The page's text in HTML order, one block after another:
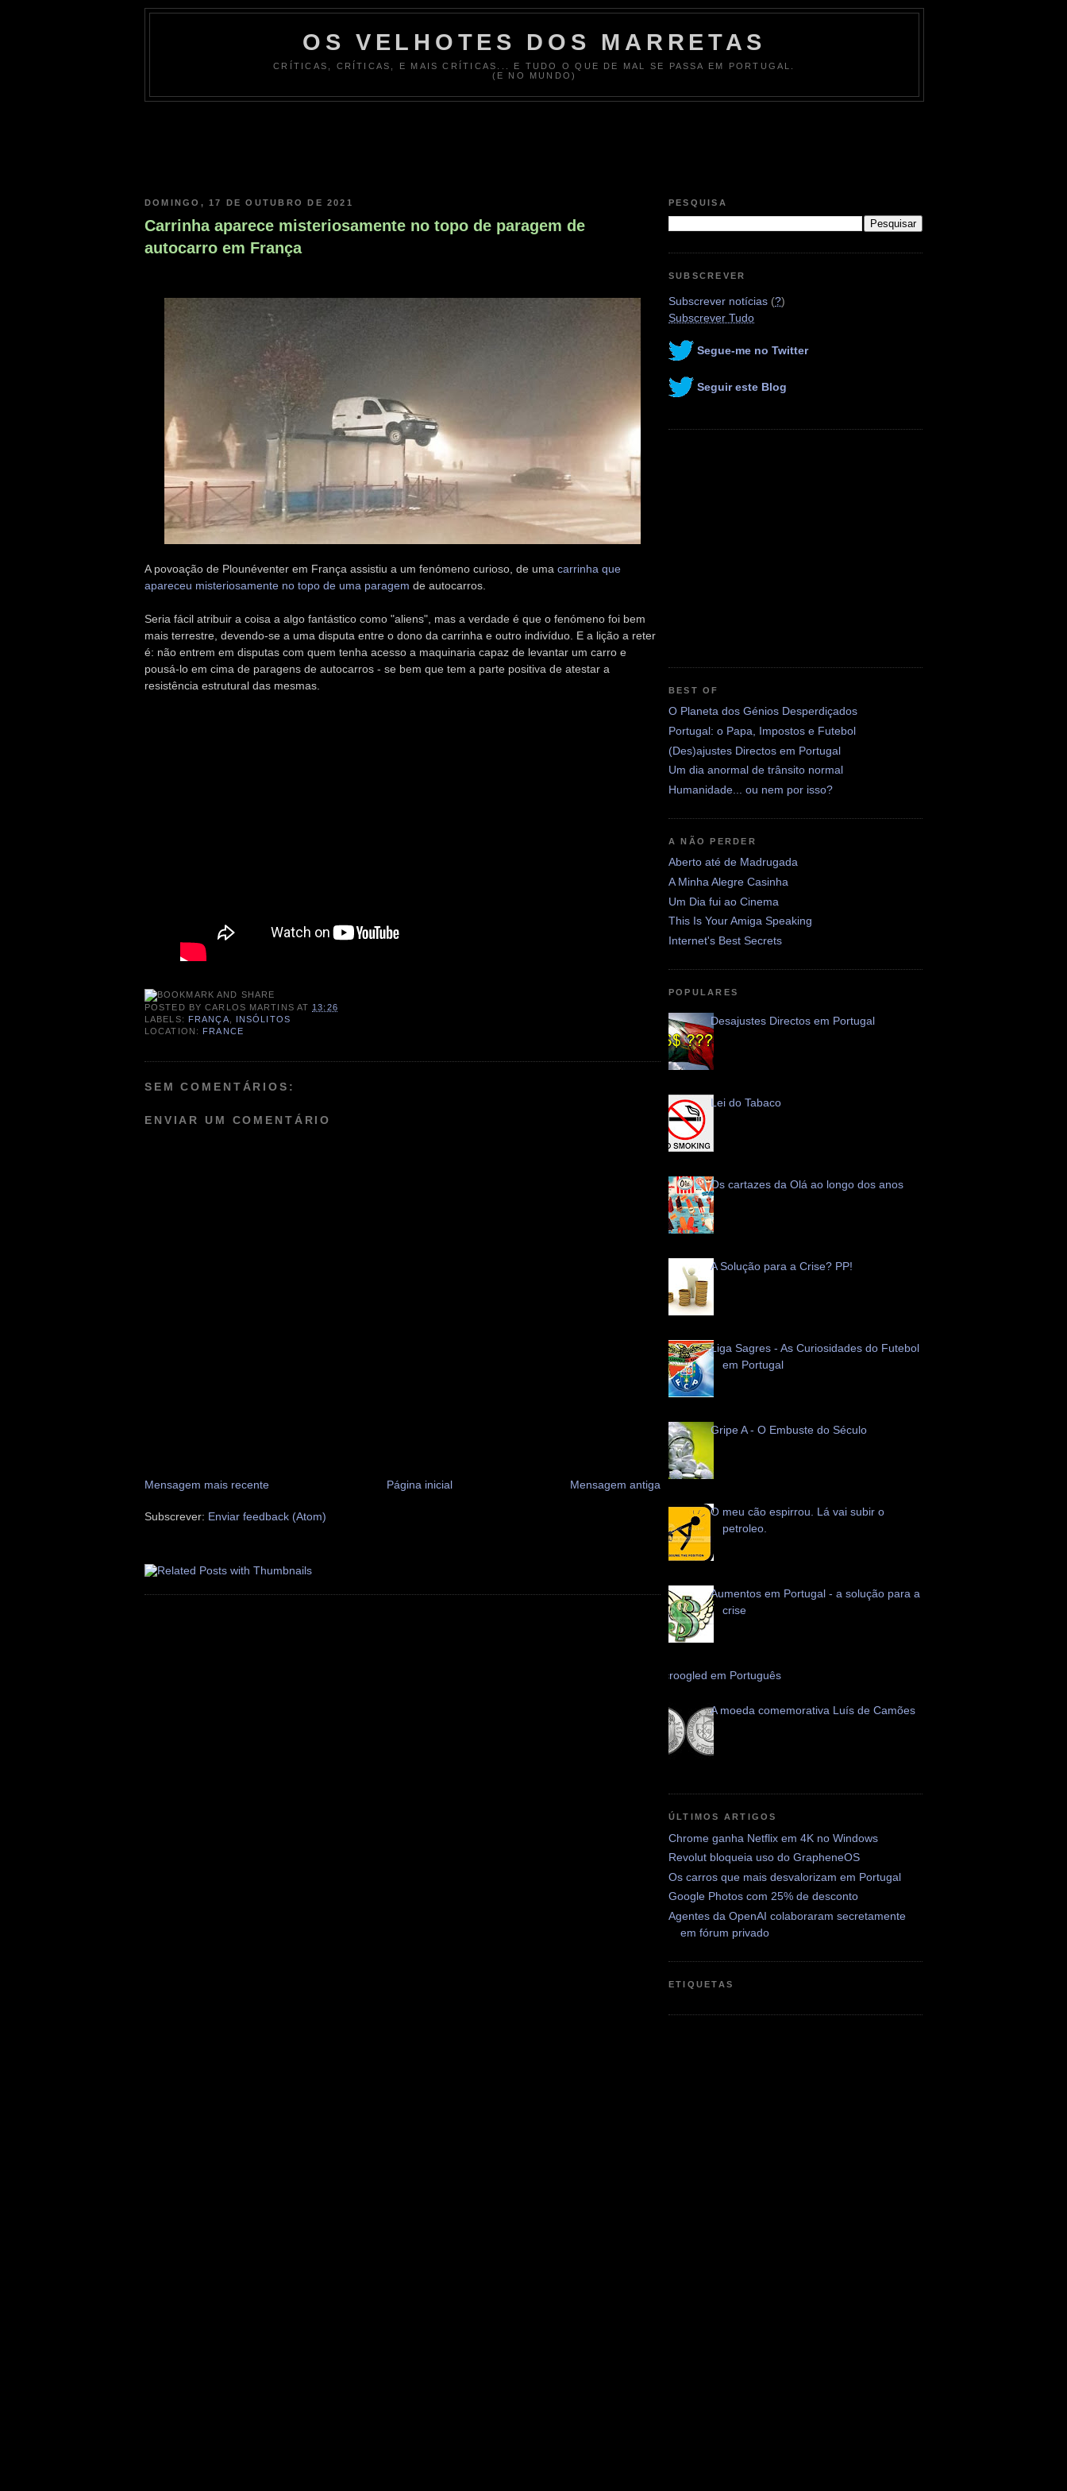
OS VELHOTES DOS MARRETAS
CRÍTICAS, CRÍTICAS, E MAIS CRÍTICAS... E TUDO O QUE DE MAL SE PASSA EM PORTUGAL.
(E NO MUNDO)
DOMINGO, 17 DE OUTUBRO DE 2021
Carrinha aparece misteriosamente no topo de paragem de
autocarro em França
A povoação de Plounéventer em França assistiu a um fenómeno curioso, de uma carrinha que
apareceu misteriosamente no topo de uma paragem de autocarros.
Seria fácil atribuir a coisa a algo fantástico como "aliens", mas a verdade é que o fenómeno foi bem
mais terrestre, devendo-se a uma disputa entre o dono da carrinha e outro indivíduo. E a lição a reter
é: não entrem em disputas com quem tenha acesso a maquinaria capaz de levantar um carro e
pousá-lo em cima de paragens de autocarros - se bem que tem a parte positiva de atestar a
resistência estrutural das mesmas.
POSTED BYCARLOS MARTINS AT 13:26
LABELS: FRANÇA
INSÓLITOS
LOCATION: FRANCE
SEM COMENTÁRIOS:
ENVIAR UM COMENTÁRIO
Mensagem mais recente Mensagem antiga
Página inicial
Subscrever: Enviar feedback (Atom)
PESQUISA
SUBSCREVER
Subscrever notícias (?)
Subscrever Tudo
Segue-me no Twitter
Seguir este Blog
BEST OF
O Planeta dos Génios Desperdiçados
Portugal: o Papa, Impostos e Futebol
(Des)ajustes Directos em Portugal
Um dia anormal de trânsito normal
Humanidade... ou nem por isso?
A NÃO PERDER
Aberto até de Madrugada
A Minha Alegre Casinha
Um Dia fui ao Cinema
This Is Your Amiga Speaking
Internet's Best Secrets
POPULARES
Desajustes Directos em Portugal
Lei do Tabaco
Os cartazes da Olá ao longo dos anos
A Solução para a Crise? PP!
Liga Sagres - As Curiosidades do Futebol
em Portugal
Gripe A - O Embuste do Século
O meu cão espirrou. Lá vai subir o
petroleo.
Aumentos em Portugal - a solução para a
crise
Scroogled em Português
A moeda comemorativa Luís de Camões
ÚLTIMOS ARTIGOS
Chrome ganha Netflix em 4K no Windows
Revolut bloqueia uso do GrapheneOS
Os carros que mais desvalorizam em Portugal
Google Photos com 25% de desconto
Agentes da OpenAI colaboraram secretamente
em fórum privado
ETIQUETAS